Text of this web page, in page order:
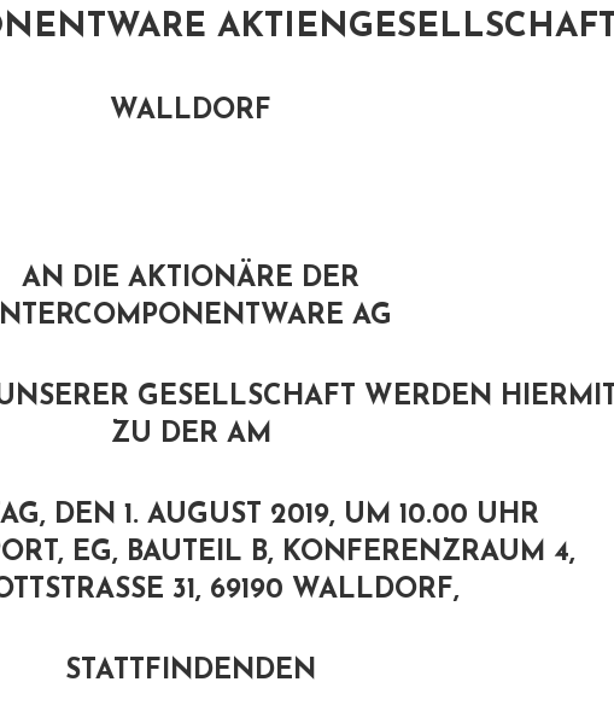
AKTIENGESELLSCHAFT
WALLDORF
AN DIE AKTIONÄRE DER
AG
GESELLSCHAFT WERDEN HIERMIT
ZU DER AM
DEN 1. AUGUST 2019, UM 10.00 UHR
EG, BAUTEIL B, KONFERENZRAUM 4,
31, 69190 WALLDORF,
STATTFINDENDEN